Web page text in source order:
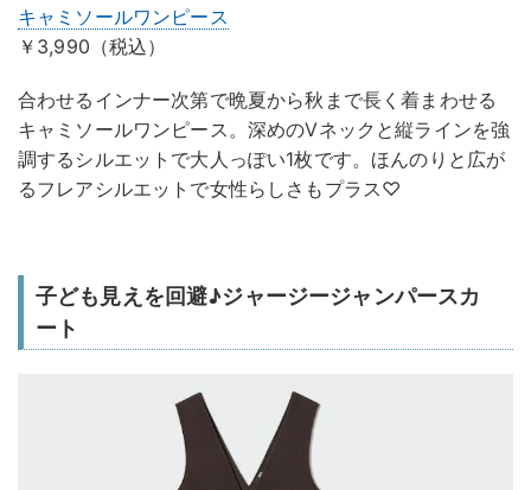
キャミソールワンピース
￥3,990（税込）
合わせるインナー次第で晩夏から秋まで長く着まわせる
キャミソールワンピース。深めのVネックと縦ラインを強
調するシルエットで大人っぽい1枚です。ほんのりと広が
るフレアシルエットで女性らしさもプラス♡
子ども見えを回避♪ジャージージャンパースカ
ート